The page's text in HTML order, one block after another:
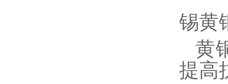
锡黄
黄
提高